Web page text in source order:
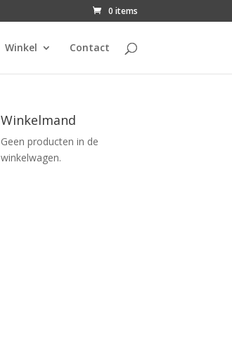
0 items
Winkel Contact
Winkelmand
Geen producten in de
winkelwagen.